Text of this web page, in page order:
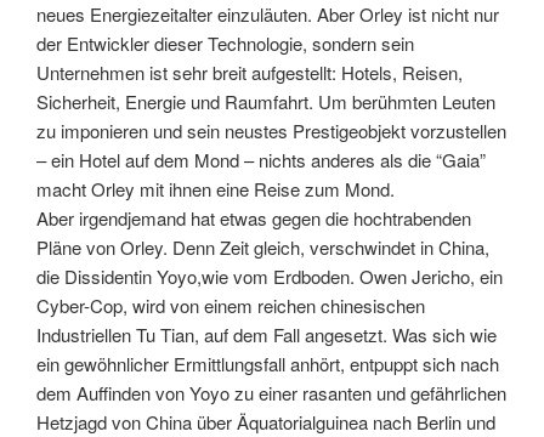
neues Energiezeitalter einzuläuten. Aber Orley ist nicht nur
der Entwickler dieser Technologie, sondern sein
Unternehmen ist sehr breit aufgestellt: Hotels, Reisen,
Sicherheit, Energie und Raumfahrt. Um berühmten Leuten
zu imponieren und sein neustes Prestigeobjekt vorzustellen
– ein Hotel auf dem Mond – nichts anderes als die “Gaia”
macht Orley mit ihnen eine Reise zum Mond.
Aber irgendjemand hat etwas gegen die hochtrabenden
Pläne von Orley. Denn Zeit gleich, verschwindet in China,
die Dissidentin Yoyo,wie vom Erdboden. Owen Jericho, ein
Cyber-Cop, wird von einem reichen chinesischen
Industriellen Tu Tian, auf dem Fall angesetzt. Was sich wie
ein gewöhnlicher Ermittlungsfall anhört, entpuppt sich nach
dem Auffinden von Yoyo zu einer rasanten und gefährlichen
Hetzjagd von China über Äquatorialguinea nach Berlin und